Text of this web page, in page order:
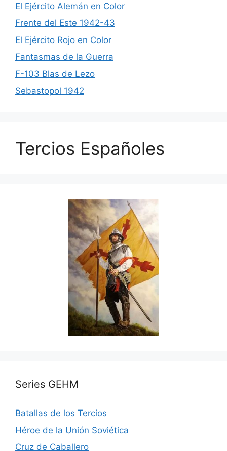
El Ejército Alemán en Color
Frente del Este 1942-43
El Ejército Rojo en Color
Fantasmas de la Guerra
F-103 Blas de Lezo
Sebastopol 1942
Tercios Españoles
Series GEHM
Batallas de los Tercios
Héroe de la Unión Soviética
Cruz de Caballero